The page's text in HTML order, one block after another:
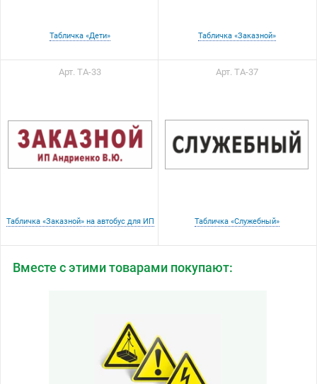
Табличка «Дети» Табличка «Заказной»
Арт. ТА-33
Табличка «Заказной» на автобус для ИП
Арт. ТА-37
Табличка «Служебный»
Вместе с этими товарами покупают: